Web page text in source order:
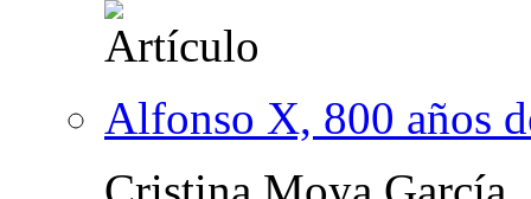
Alfonso X, 800 años